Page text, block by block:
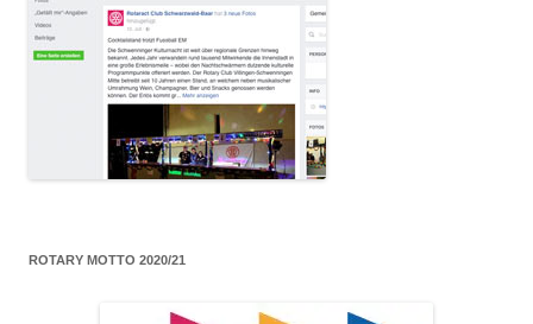
ROTARY MOTTO 2020/21